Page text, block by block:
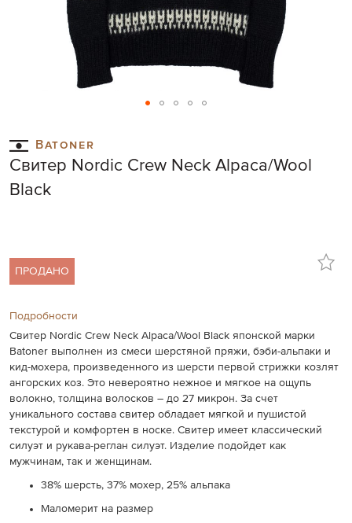
to
the
beginning
of
Batoner
Свитер Nordic Crew Neck Alpaca/Wool
Black
ПРОДАНО
Подробности
Cвитер Nordic Crew Neck Alpaca/Wool Black японской марки
Batoner выполнен из смеси шерстяной пряжи, бэби-альпаки и
кид-мохера, произведенного из шерсти первой стрижки козлят
ангорских коз. Это невероятно нежное и мягкое на ощупь
волокно, толщина волосков – до 27 микрон. За счет
уникального состава свитер обладает мягкой и пушистой
текстурой и комфортен в носке. Свитер имеет классический
силуэт и рукава-реглан силуэт. Изделие подойдет как
мужчинам, так и женщинам.
38% шерсть, 37% мохер, 25% альпака
Маломерит на размер